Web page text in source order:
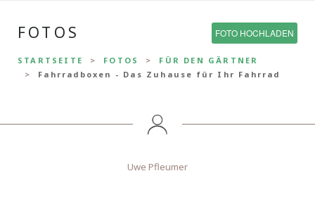
FOTOS FOTO HOCHLADEN
STARTSEITE FOTOS
FÜR DEN GÄRTNER
Fahrradboxen - Das Zuhause für Ihr Fahrrad
Uwe Pfleumer